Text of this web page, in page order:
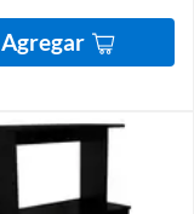
Agregar